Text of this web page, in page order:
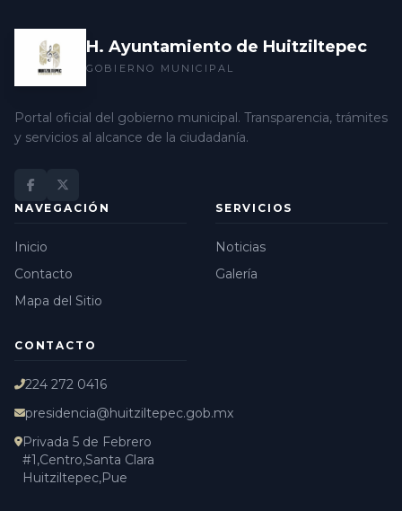
H. Ayuntamiento de Huitziltepec
GOBIERNO MUNICIPAL
Portal oficial del gobierno municipal. Transparencia, trámites
y servicios al alcance de la ciudadanía.
NAVEGACIÓN
Inicio
Contacto
Mapa del Sitio
SERVICIOS
Noticias
Galería
CONTACTO
224 272 0416
presidencia@huitziltepec.gob.mx
Privada 5 de Febrero
#1,Centro,Santa Clara
Huitziltepec,Pue